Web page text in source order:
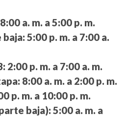
8:00 a. m. a 5:00 p. m.
5:00 p. m. a 7:00 a.
2:00 p. m. a 7:00 a. m.
8:00 a. m. a 2:00 p. m.
p. m. a 10:00 p. m.
baja): 5:00 a. m. a